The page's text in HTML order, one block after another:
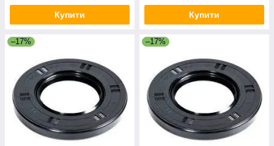
Купити Купити
–17% –17%